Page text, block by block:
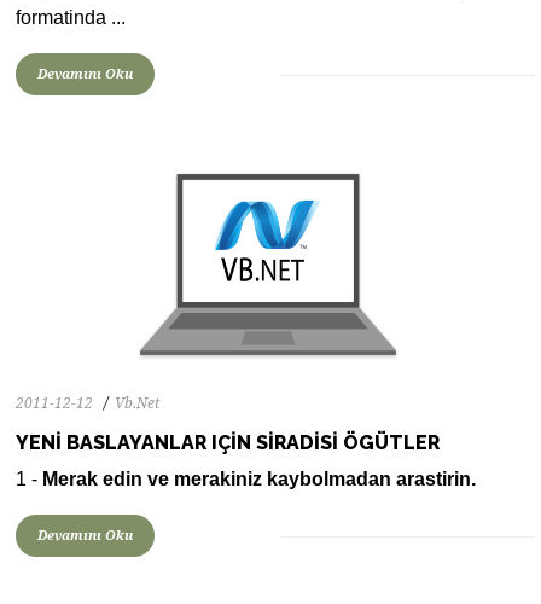
formatinda ...
Devamını Oku
2011-12-12 Vb.Net
YENI BASLAYANLAR IÇIN SIRADISI ÖGÜTLER
1 - Merak edin ve merakiniz kaybolmadan arastirin.
Devamını Oku
0 1964 0